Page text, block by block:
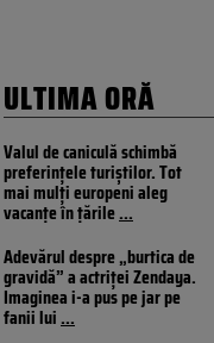
ULTIMA ORĂ
Valul de caniculă schimbă
preferințele turiștilor. Tot
mai mulți europeni aleg
vacanțe în țările...
Adevărul despre „burtica de
gravidă” a actriței Zendaya.
Imaginea i-a pus pe jar pe
fanii lui...